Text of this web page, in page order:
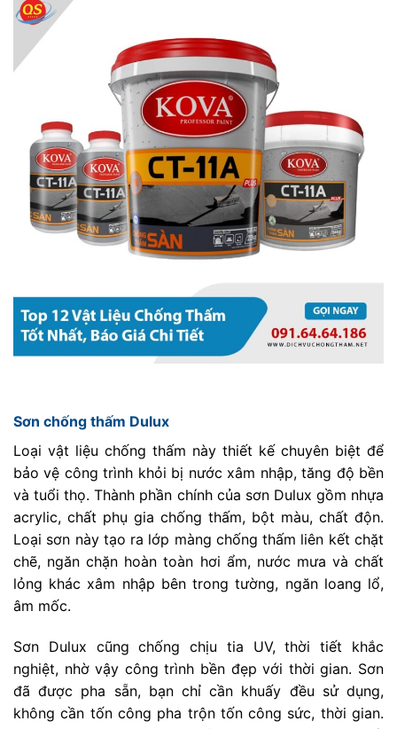
Sơn chống thấm Dulux
Loại vật liệu chống thấm này thiết kế chuyên biệt để
bảo vệ công trình khỏi bị nước xâm nhập, tăng độ bền
và tuổi thọ. Thành phần chính của sơn Dulux gồm nhựa
acrylic, chất phụ gia chống thấm, bột màu, chất độn.
Loại sơn này tạo ra lớp màng chống thấm liên kết chặt
chẽ, ngăn chặn hoàn toàn hơi ẩm, nước mưa và chất
lỏng khác xâm nhập bên trong tường, ngăn loang lổ,
âm mốc.
Sơn Dulux cũng chống chịu tia UV, thời tiết khắc
nghiệt, nhờ vậy công trình bền đẹp với thời gian. Sơn
đã được pha sẵn, bạn chỉ cần khuấy đều sử dụng,
không cần tốn công pha trộn tốn công sức, thời gian.